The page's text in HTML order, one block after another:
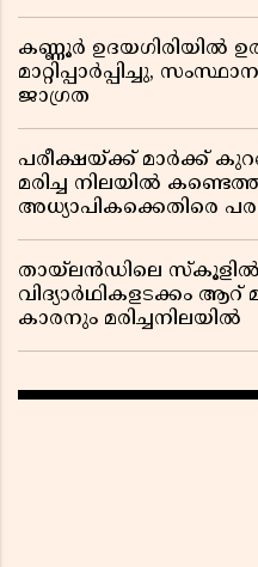
കണ്ണൂർ ഉദയഗിരിയിൽ
മാറ്റിപ്പാർപ്പിച്ചു,
ജാഗ്രത
പരീക്ഷയ്ക്ക് മാർക്ക്
മരിച്ച നിലയിൽ
അധ്യാപികക്കെതിരെ
തായ്‌ലൻഡിലെ സ്‌കൂളിൽ
വിദ്യാർഥികളടക്കം
കാരനും മരിച്ചനിലയിൽ